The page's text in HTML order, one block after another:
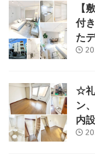
【
付
た
☆礼
ン
内